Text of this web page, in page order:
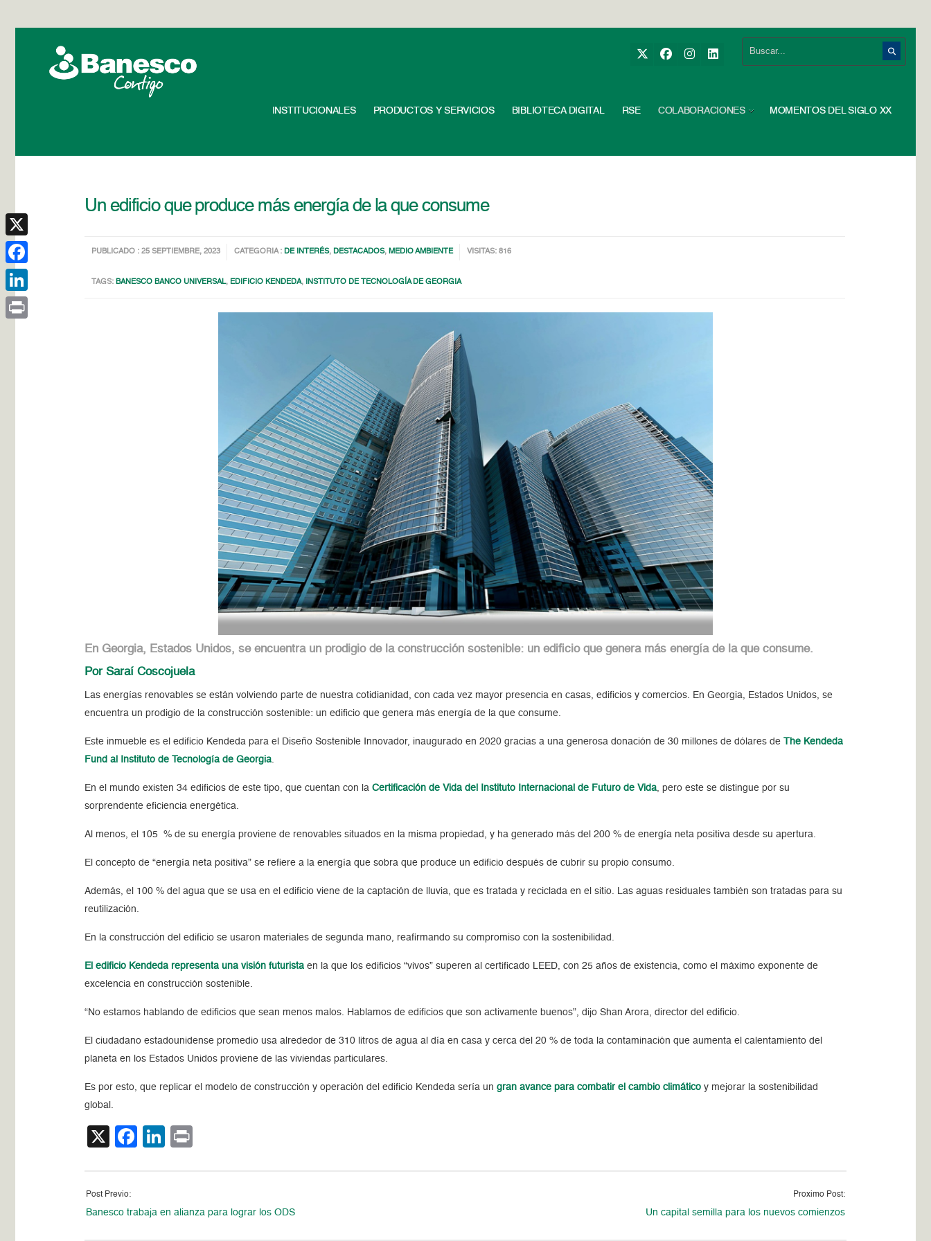
INSTITUCIONALES PRODUCTOS Y SERVICIOS BIBLIOTECA DIGITAL RSE COLABORACIONES MOMENTOS DEL SIGLO XX
Un edificio que produce más energía de la que consume
PUBLICADO : 25 SEPTIEMBRE, 2023 CATEGORIA : DE INTERÉS, DESTACADOS, MEDIO AMBIENTE VISITAS: 816
TAGS: BANESCO BANCO UNIVERSAL, EDIFICIO KENDEDA, INSTITUTO DE TECNOLOGÍA DE GEORGIA
En Georgia, Estados Unidos, se encuentra un prodigio de la construcción sostenible: un edificio que genera más energía de la que consume.
Por Saraí Coscojuela
Las energías renovables se están volviendo parte de nuestra cotidianidad, con cada vez mayor presencia en casas, edificios y comercios. En Georgia, Estados Unidos, se
encuentra un prodigio de la construcción sostenible: un edificio que genera más energía de la que consume.
Este inmueble es el edificio Kendeda para el Diseño Sostenible Innovador, inaugurado en 2020 gracias a una generosa donación de 30 millones de dólares deThe Kendeda
Fund al Instituto de Tecnología de Georgia
En el mundo existen 34 edificios de este tipo, que cuentan con la Certificación de Vida del Instituto Internacional de Futuro de Vida , pero este se distingue por su
sorprendente eficiencia energética.
Al menos, el 105 % de su energía proviene de renovables situados en la misma propiedad, y ha generado más del 200 % de energía neta positiva desde su apertura.
El concepto de “energía neta positiva” se refiere a la energía que sobra que produce un edificio después de cubrir su propio consumo.
Además, el 100 % del agua que se usa en el edificio viene de la captación de lluvia, que es tratada y reciclada en el sitio. Las aguas residuales también son tratadas para su
reutilización.
En la construcción del edificio se usaron materiales de segunda mano, reafirmando su compromiso con la sostenibilidad.
El edificio Kendeda representa una visión futurista en la que los edificios “vivos” superen al certificado LEED, con 25 años de existencia, como el máximo exponente de
excelencia en construcción sostenible.
“No estamos hablando de edificios que sean menos malos. Hablamos de edificios que son activamente buenos”, dijo Shan Arora, director del edificio.
El ciudadano estadounidense promedio usa alrededor de 310 litros de agua al día en casa y cerca del 20 % de toda la contaminación que aumenta el calentamiento del
planeta en los Estados Unidos proviene de las viviendas particulares.
Es por esto, que replicar el modelo de construcción y operación del edificio Kendeda sería ungran avance para combatir el cambio climático y mejorar la sostenibilidad
global.
X Facebook
LinkedIn
Post Previo:
Banesco trabaja en alianza para lograr los ODS
Proximo Post:
Un capital semilla para los nuevos comienzos
X
Facebook
LinkedIn